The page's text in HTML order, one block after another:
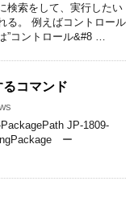
検索をして、実行したい
る。 例えばコントロール
”コントロール&#8 …
コマンド
JP-1809-
ー